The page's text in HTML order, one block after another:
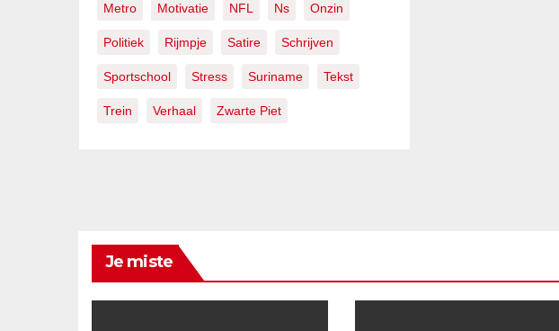
Metro Motivatie NFL Ns Onzin
Politiek Rijmpje Satire Schrijven
Sportschool Stress Suriname Tekst
Trein Verhaal Zwarte Piet
Je miste